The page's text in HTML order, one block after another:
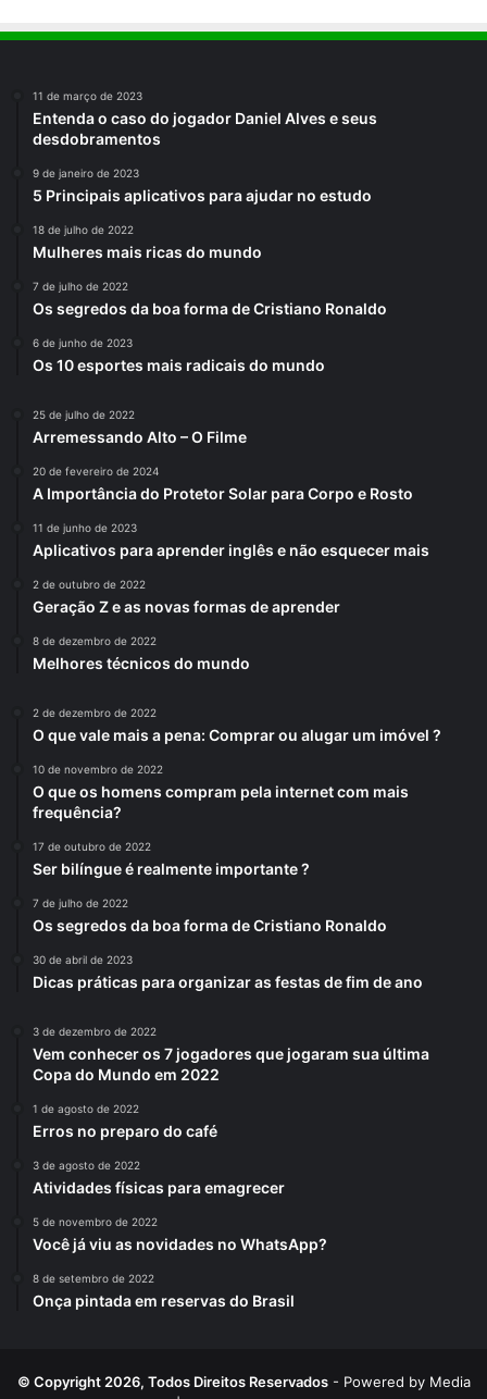
11 de março de 2023
Entenda o caso do jogador Daniel Alves e seus
desdobramentos
9 de janeiro de 2023
5 Principais aplicativos para ajudar no estudo
18 de julho de 2022
Mulheres mais ricas do mundo
7 de julho de 2022
Os segredos da boa forma de Cristiano Ronaldo
6 de junho de 2023
Os 10 esportes mais radicais do mundo
25 de julho de 2022
Arremessando Alto – O Filme
20 de fevereiro de 2024
A Importância do Protetor Solar para Corpo e Rosto
11 de junho de 2023
Aplicativos para aprender inglês e não esquecer mais
2 de outubro de 2022
Geração Z e as novas formas de aprender
8 de dezembro de 2022
Melhores técnicos do mundo
2 de dezembro de 2022
O que vale mais a pena: Comprar ou alugar um imóvel ?
10 de novembro de 2022
O que os homens compram pela internet com mais
frequência?
17 de outubro de 2022
Ser bilíngue é realmente importante ?
7 de julho de 2022
Os segredos da boa forma de Cristiano Ronaldo
30 de abril de 2023
Dicas práticas para organizar as festas de fim de ano
3 de dezembro de 2022
Vem conhecer os 7 jogadores que jogaram sua última
Copa do Mundo em 2022
1 de agosto de 2022
Erros no preparo do café
3 de agosto de 2022
Atividades físicas para emagrecer
5 de novembro de 2022
Você já viu as novidades no WhatsApp?
8 de setembro de 2022
Onça pintada em reservas do Brasil
© Copyright 2026, Todos Direitos Reservados- Powered by Media